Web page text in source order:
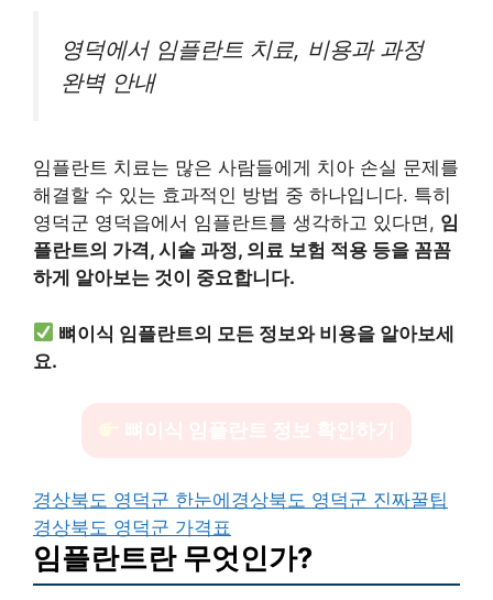
영덕에서 임플란트 치료, 비용과 과정
완벽 안내
임플란트 치료는 많은 사람들에게 치아 손실 문제를
해결할 수 있는 효과적인 방법 중 하나입니다. 특히
영덕군 영덕읍에서 임플란트를 생각하고 있다면, 임
플란트의 가격, 시술 과정, 의료 보험 적용 등을 꼼꼼
하게 알아보는 것이 중요합니다.
뼈이식 임플란트의 모든 정보와 비용을 알아보세
요.
경상북도 영덕군 한눈에경상북도 영덕군 진짜꿀팁
경상북도 영덕군 가격표
임플란트란 무엇인가?